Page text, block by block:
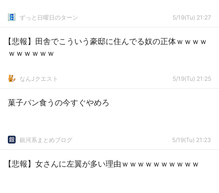
ずっと日曜日のターン 5/19(Tu) 21:27
【悲報】田舎でこういう豪邸に住んでる奴の正体ｗｗｗｗ
ｗｗｗｗｗｗ
なんJクエスト 5/19(Tu) 21:25
菓子パン食うの今すぐやめろ
銀河系まとめブログ 5/19(Tu) 21:23
【悲報】女さんに左翼が多い理由ｗｗｗｗｗｗｗｗｗｗ